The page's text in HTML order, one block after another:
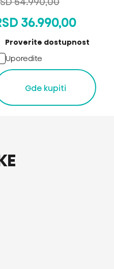
36.990,00
Proverite dostupnost
Uporedite
Gde kupiti